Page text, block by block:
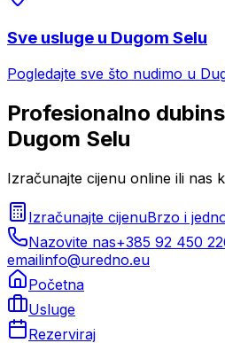
Sve usluge u Dugom Selu
Pogledajte sve što nudimo u
Profesionalno
Dugom Selu
Izračunajte cijenu online ili nas
Izračunajte cijenuBrzo i
Nazovite nas+385 92 450
emailinfo@uredno.eu
Početna
Usluge
Rezerviraj